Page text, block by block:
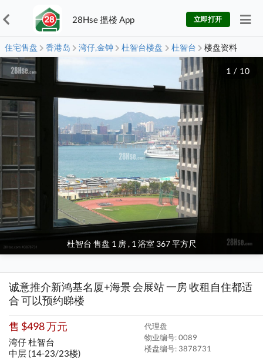
28Hse 搵楼 App 立即打开
住宅售盘 香港岛 湾仔,金钟 杜智台楼盘 杜智台 楼盘资料
杜智台 售盘 1 房 , 1 浴室 367 平方尺
1 / 10
诚意推介新鸿基名厦+海景 会展站 一房 收租自住都适
合 可以预约睇楼
售 $498 万元
湾仔 杜智台
中层 (14-23/23楼)
代理盘
物业编号: 0089
楼盘编号: 3878731